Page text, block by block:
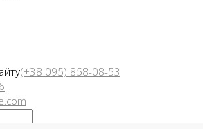
(+38 095) 858-08-53